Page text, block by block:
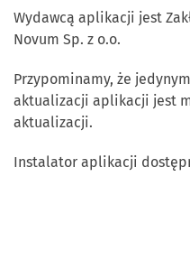
Wydawcą aplikacji jest
Novum Sp. z o.o.
Przypominamy, że
aktualizacji aplikacji jest
aktualizacji.
Instalator aplikacji